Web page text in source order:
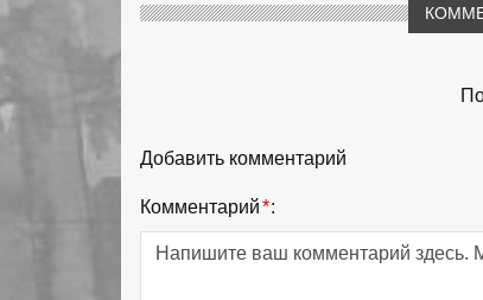
Добавить комментарий
Комментарий*: